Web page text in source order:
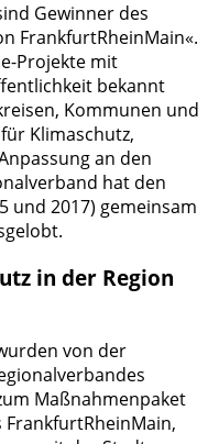
Gewinner des
FrankfurtRheinMain«.
Projekte mit
bekannt
Kommunen und
Klimaschutz,
an den
hat den
und 2017) gemeinsam
in der Region
von der
Maßnahmenpaket
FrankfurtRheinMain,